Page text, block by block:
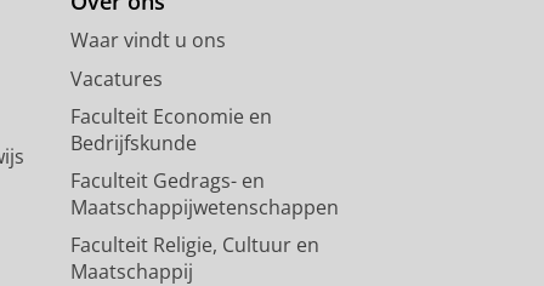
Waar vindt u ons
Vacatures
Faculteit Economie en
Bedrijfskunde
Faculteit Gedrags- en
Maatschappijwetenschappen
Faculteit Religie, Cultuur en
Maatschappij